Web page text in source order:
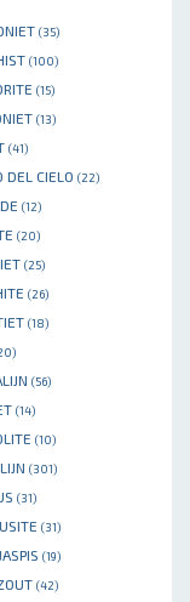
(35)
(100)
(15)
(13)
(41)
DEL CIELO (22)
(12)
(20)
(25)
(26)
(18)
(56)
(14)
(10)
(301)
(31)
(31)
(19)
(42)